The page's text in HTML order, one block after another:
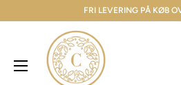
FRI LEVERING PÅ KØB